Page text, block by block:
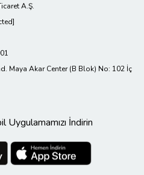
A.Ş.
Maya Akar Center (B Blok) No: 102 İç
Uygulamamızı İndirin